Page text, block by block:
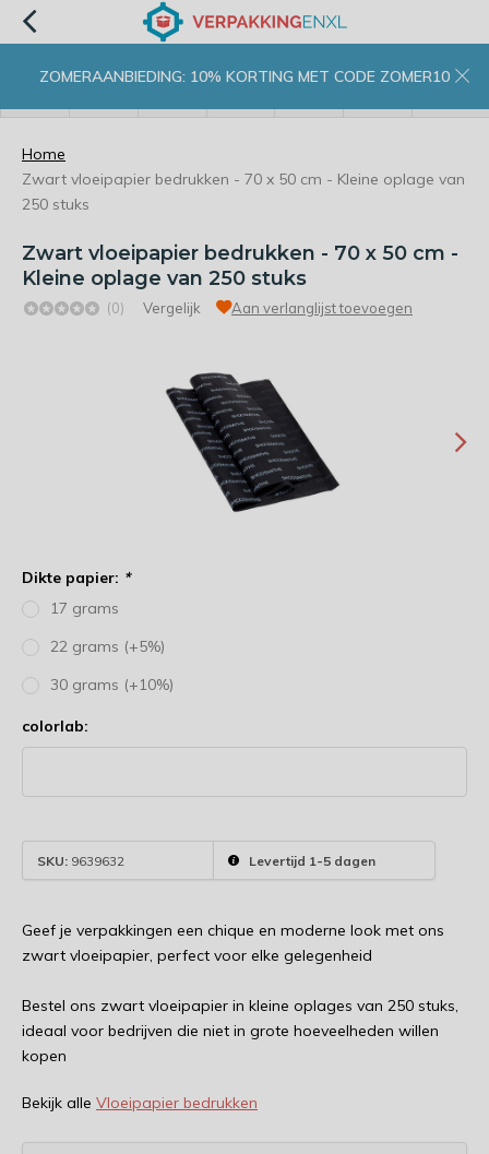
ZOMERAANBIEDING: 10% KORTING MET CODE ZOMER10
Home
Zwart vloeipapier bedrukken - 70 x 50 cm - Kleine oplage van
250 stuks
Zwart vloeipapier bedrukken - 70 x 50 cm -
Kleine oplage van 250 stuks
(0) Vergelijk Aan verlanglijst toevoegen
Dikte papier: *
17 grams
22 grams (+5%)
30 grams (+10%)
colorlab:
SKU: 9639632 Levertijd 1-5 dagen
Geef je verpakkingen een chique en moderne look met ons
zwart vloeipapier, perfect voor elke gelegenheid
Bestel ons zwart vloeipapier in kleine oplages van 250 stuks,
ideaal voor bedrijven die niet in grote hoeveelheden willen
kopen
Bekijk alle Vloeipapier bedrukken